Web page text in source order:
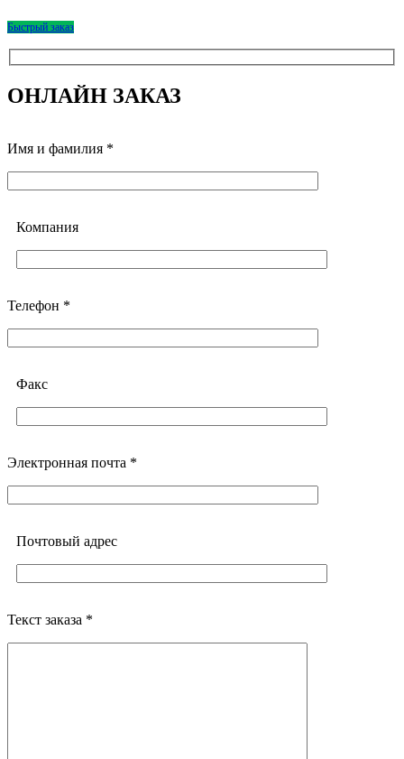
Быстрый заказ
ОНЛАЙН ЗАКАЗ
Имя и фамилия *
Компания
Телефон *
Факс
Электронная почта *
Почтовый адреc
Текст заказа *